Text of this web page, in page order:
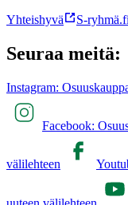
Yhteishyvä S-ryhmä.fi
Seuraa meitä:
Instagram:
Facebook:
välilehteen